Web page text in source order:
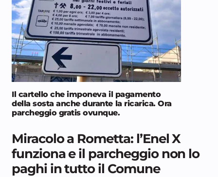
Il cartello che imponeva il pagamento
della sosta anche durante la ricarica. Ora
parcheggio gratis ovunque.
Miracolo a Rometta: l’Enel X
funziona e il parcheggio non lo
paghi in tutto il Comune